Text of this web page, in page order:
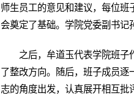
师生员工的意见和建议，每位班
会奠定了基础。学院党委副书记
之后，牟道玉代表学院班子
了整改方向。随后，班子成员逐
志的角度出发，认真展开相互批